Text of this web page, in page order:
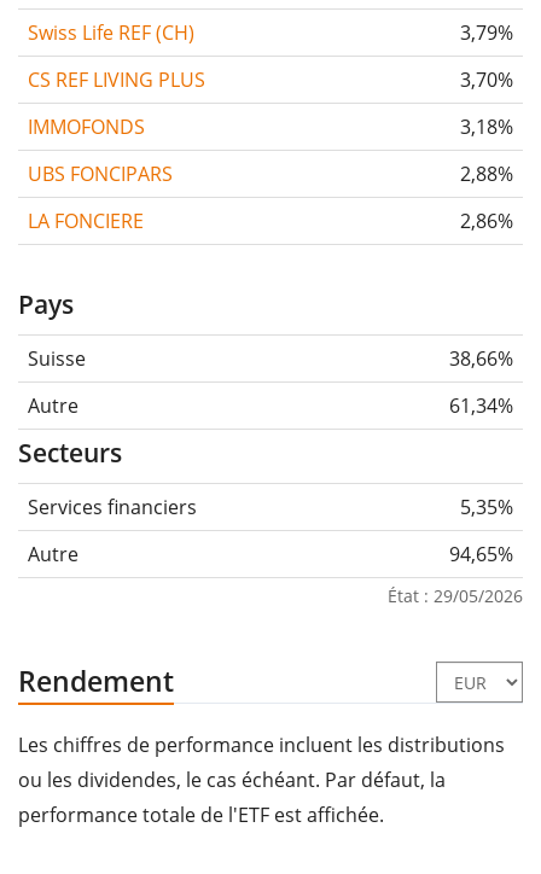
Swiss Life REF (CH)
3,79%
CS REF LIVING PLUS
3,70%
IMMOFONDS
3,18%
UBS FONCIPARS
2,88%
LA FONCIERE
2,86%
Pays
Suisse
38,66%
Autre
61,34%
Secteurs
Services financiers
5,35%
Autre
94,65%
État : 29/05/2026
Rendement
Les chiffres de performance incluent les distributions
ou les dividendes, le cas échéant. Par défaut, la
performance totale de l'ETF est affichée.